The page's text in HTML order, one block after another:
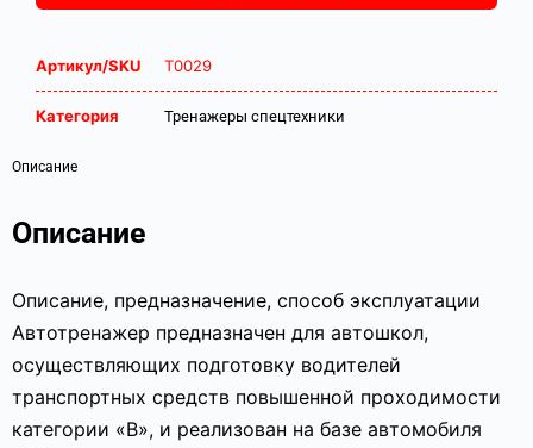
Артикул/SKU Т0029
Категория Тренажеры спецтехники
Описание
Описание
Описание, предназначение, способ эксплуатации
Автотренажер предназначен для автошкол,
осуществляющих подготовку водителей
транспортных средств повышенной проходимости
категории «В», и реализован на базе автомобиля